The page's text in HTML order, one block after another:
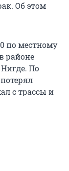
Об этом
по местному
районе
По
с трассы и